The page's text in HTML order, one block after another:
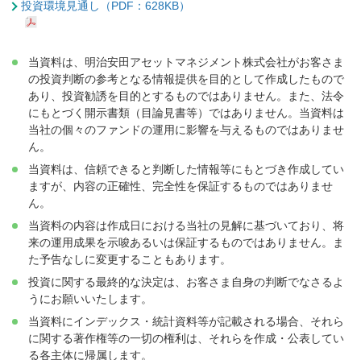
投資環境見通し（PDF：628KB）
当資料は、明治安田アセットマネジメント株式会社がお客さま
の投資判断の参考となる情報提供を目的として作成したもので
あり、投資勧誘を目的とするものではありません。また、法令
にもとづく開示書類（目論見書等）ではありません。当資料は
当社の個々のファンドの運用に影響を与えるものではありませ
ん。
当資料は、信頼できると判断した情報等にもとづき作成してい
ますが、内容の正確性、完全性を保証するものではありませ
ん。
当資料の内容は作成日における当社の見解に基づいており、将
来の運用成果を示唆あるいは保証するものではありません。ま
た予告なしに変更することもあります。
投資に関する最終的な決定は、お客さま自身の判断でなさるよ
うにお願いいたします。
当資料にインデックス・統計資料等が記載される場合、それら
に関する著作権等の一切の権利は、それらを作成・公表してい
る各主体に帰属します。